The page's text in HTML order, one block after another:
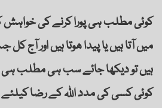
کوئی مطلب ہی پورا کرنے کی خواہش
میں آتا ہیں یا پیدا ھوتا ہیں اور آج
ہیں تو دیکھا جائے سب ہی مطلب ہی
کوئی کسی کی مدد اللہ کے رضا کیلئے